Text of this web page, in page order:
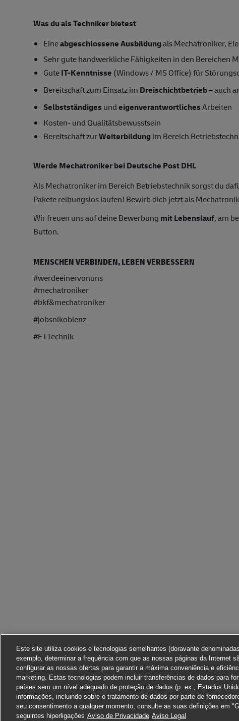
Was du als Techniker bietest
Eineabgeschlossene Ausbildungals Mechatroniker,
Sehr gute handwerkliche Fähigkeiten in den Bereichen
GuteIT-Kenntnisse (Windows / MS Office) für
Bereitschaft zum Einsatz im Dreischichtbetrieb– auch
Selbstständiges undeigenverantwortlichesArbeiten
Kosten- und Qualitätsbewusstsein
Bereitschaft zurWeiterbildung im Bereich
Werde Mechatroniker bei Deutsche Post DHL
Als Mechatroniker im Bereich Betriebstechnik sorgst du
Pakete reibungslos laufen! Bewirb dich jetzt als
Wir freuen uns auf deine Bewerbung mit Lebenslauf, am
Button.
MENSCHEN VERBINDEN, LEBEN VERBESSERN
#werdeeinervonuns
#mechatroniker
#bkf&mechatroniker
#jobsnlkoblenz
#F1Technik
Este site utiliza cookies e tecnologias semelhantes (doravante
exemplo, determinar a frequência com que as nossas páginas da Internet
configurar as nossas ofertas para garantir a máxima conveniência e
marketing. Estas tecnologias podem incluir transferências de dados para
países sem um nível adequado de proteção de dados (p. ex., Estados
informações, incluindo sobre o tratamento de dados por parte de
seu consentimento a qualquer momento, consulte as suas definições em
seguintes hiperligações Aviso de Privacidade Aviso Legal